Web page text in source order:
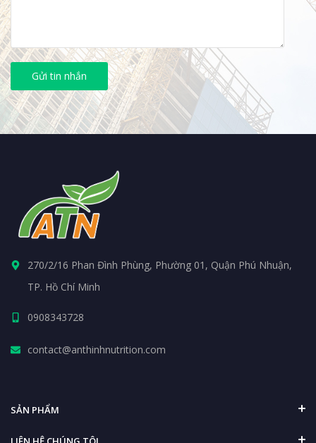
Gửi tin nhắn
270/2/16 Phan Đình Phùng, Phường 01, Quận Phú Nhuận,
TP. Hồ Chí Minh
0908343728
contact@anthinhnutrition.com
SẢN PHẨM